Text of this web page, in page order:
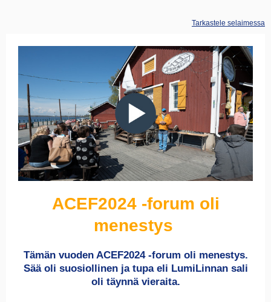
Tarkastele selaimessa
ACEF2024 -forum oli
menestys
Tämän vuoden ACEF2024 -forum oli menestys.
Sää oli suosiollinen ja tupa eli LumiLinnan sali
oli täynnä vieraita.